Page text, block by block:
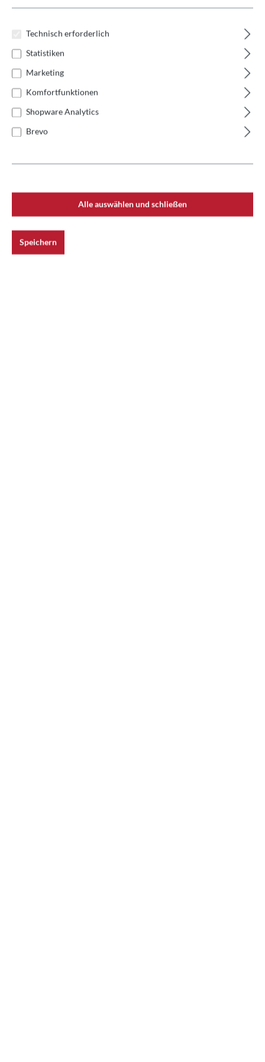
Technisch erforderlich
Statistiken
Marketing
Komfortfunktionen
Shopware Analytics
Brevo
Alle auswählen und schließen
Speichern